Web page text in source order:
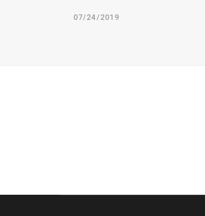
07/24/2019